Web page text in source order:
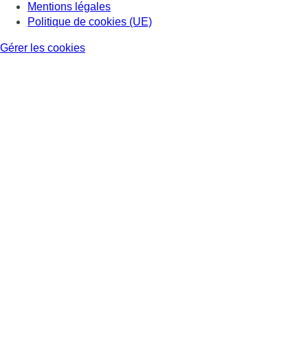
Mentions légales
Politique de cookies (UE)
Gérer les cookies